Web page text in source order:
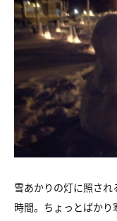
雪あかりの灯に照さ
時間。ちょっとばか